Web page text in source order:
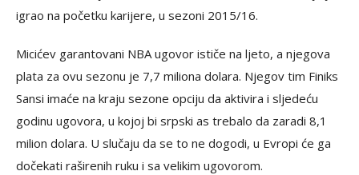
igrao na početku karijere, u sezoni 2015/16.
Micićev garantovani NBA ugovor ističe na ljeto, a njegova
plata za ovu sezonu je 7,7 miliona dolara. Njegov tim Finiks
Sansi imaće na kraju sezone opciju da aktivira i sljedeću
godinu ugovora, u kojoj bi srpski as trebalo da zaradi 8,1
milion dolara. U slučaju da se to ne dogodi, u Evropi će ga
dočekati raširenih ruku i sa velikim ugovorom.